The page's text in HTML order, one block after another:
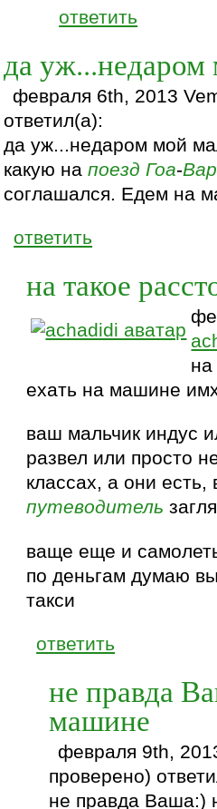
ответить
да уж...недаром
февраля 6th, 2013
ответил(а):
да уж...недаром мой
какую напоезд Гоа-
соглашался. Едем на
ответить
на такое
на
ехать на машине
ваш мальчик индус
развел или просто
классах, а они есть,
путеводитель
ваще еще и
по деньгам думаю
такси
ответить
не правда
машине
февраля 9th,
проверено)
не правда Ваша:)